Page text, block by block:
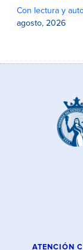
Con lectura y
agosto, 2026
ATENCIÓN